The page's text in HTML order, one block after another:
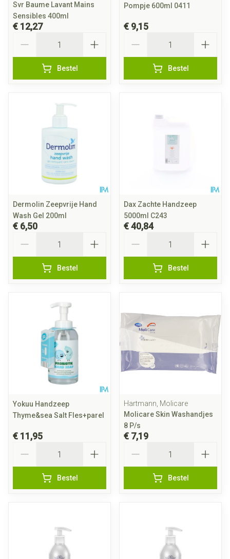
Svr Baume Lavant Mains
Sensibles 400ml
€ 12,27
Bestel
Pompje 600ml 0411
€ 9,15
Bestel
Dermolin Zeepvrije Hand
Wash Gel 200ml
€ 6,50
Bestel
Dax Zachte Handzeep
5000ml C243
€ 40,84
Bestel
Yokuu Handzeep
Thyme&sea Salt Fles+parel
€ 11,95
Bestel
Hartmann, Molicare
Molicare Skin Washandjes
8 P/s
€ 7,19
Bestel